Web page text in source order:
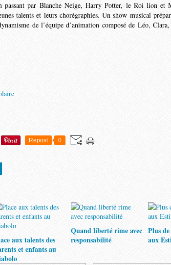
passant par Blanche Neige, Harry Potter, le Roi lion et
talents et leurs chorégraphies. Un show musical
de l’équipe d’animation composé de Léo,
Repost 0
aux talents des
et enfants au
Quand liberté rime avec
responsabilité
Plus
aux